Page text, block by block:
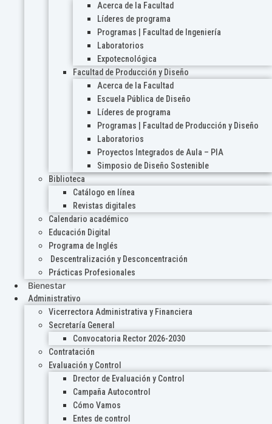
Acerca de la Facultad
Líderes de programa
Programas | Facultad de Ingeniería
Laboratorios
Expotecnológica
Facultad de Producción y Diseño
Acerca de la Facultad
Escuela Pública de Diseño
Líderes de programa
Programas | Facultad de Producción y Diseño
Laboratorios
Proyectos Integrados de Aula – PIA
Simposio de Diseño Sostenible
Biblioteca
Catálogo en línea
Revistas digitales
Calendario académico
Educación Digital
Programa de Inglés
Descentralización y Desconcentración
Prácticas Profesionales
Bienestar
Administrativo
Vicerrectora Administrativa y Financiera
Secretaría General
Convocatoria Rector 2026-2030
Contratación
Evaluación y Control
Drector de Evaluación y Control
Campaña Autocontrol
Cómo Vamos
Entes de control